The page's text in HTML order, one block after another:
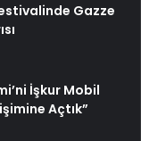
Gazze
İşkur Mobil
Açtık”